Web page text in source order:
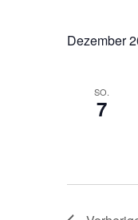
Dezember
SO.
7